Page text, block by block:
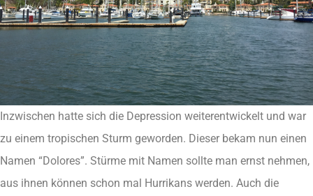
Inzwischen hatte sich die Depression weiterentwickelt und war
zu einem tropischen Sturm geworden. Dieser bekam nun einen
Namen “Dolores”. Stürme mit Namen sollte man ernst nehmen,
aus ihnen können schon mal Hurrikans werden. Auch die